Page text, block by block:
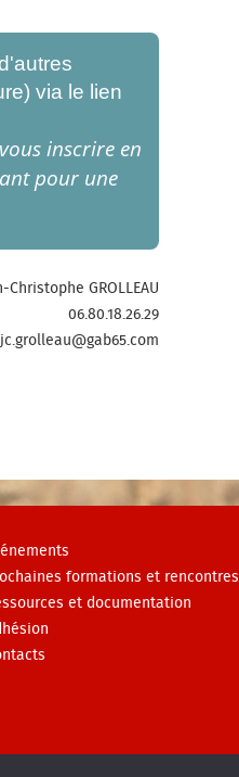
via le lien
inscrire en
pour une
Christophe GROLLEAU
06.80.18.26.29
jc.grolleau@gab65.com
formations et rencontres
et documentation